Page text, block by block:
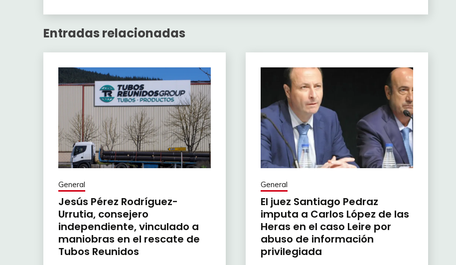
Entradas relacionadas
General
Jesús Pérez Rodríguez-
Urrutia, consejero
independiente, vinculado a
maniobras en el rescate de
Tubos Reunidos
General
El juez Santiago Pedraz
imputa a Carlos López de las
Heras en el caso Leire por
abuso de información
privilegiada